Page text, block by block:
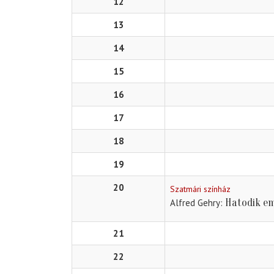
13
14
15
16
17
18
19
20
Szatmári színház
Alfred Gehry Hatodik
21
22